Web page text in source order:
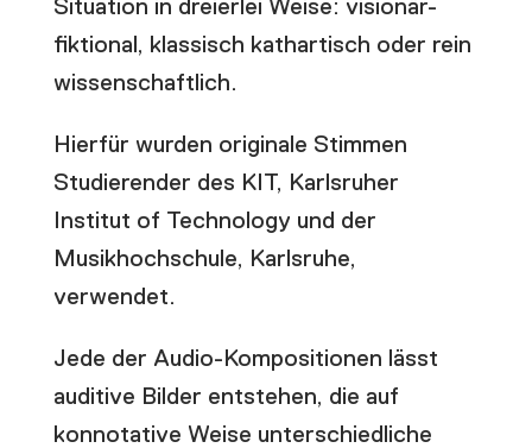
Situation in dreierlei Weise: visionär-
fiktional, klassisch kathartisch oder rein
wissenschaftlich.
Hierfür wurden originale Stimmen
Studierender des KIT, Karlsruher
Institut of Technology und der
Musikhochschule, Karlsruhe,
verwendet.
Jede der Audio-Kompositionen lässt
auditive Bilder entstehen, die auf
konnotative Weise unterschiedliche